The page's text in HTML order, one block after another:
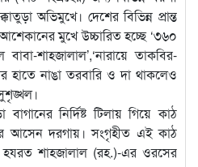
অভিমুখে। দেশের বিভিন্ন প্রান্ত
মুখে উচ্চারিত হচ্ছে ‘৩৬০
শাহজালাল’,‘নারায়ে তাকবির-
হাতে নাঙা তরবারি ও দা থাকলেও
বাগানের নির্দিষ্ট টিলায় গিয়ে কাঠ
আসেন দরগায়। সংগৃহীত এই কাঠ
হযরত শাহজালাল (রহ.)-এর ওরসের